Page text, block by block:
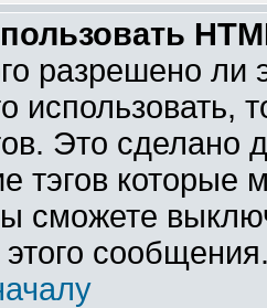
разрешено
использовать,
Это сделано
тэгов
сможете